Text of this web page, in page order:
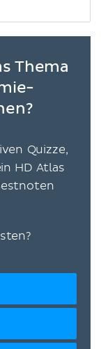
Thema
Quizze,
HD Atlas